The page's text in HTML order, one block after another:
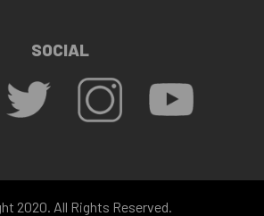
SOCIAL
2020. All Rights Reserved.